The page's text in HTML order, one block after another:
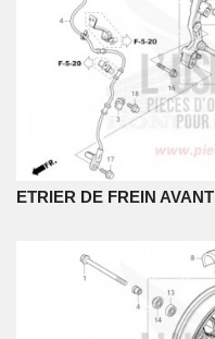
ETRIER DE FREIN AVANT